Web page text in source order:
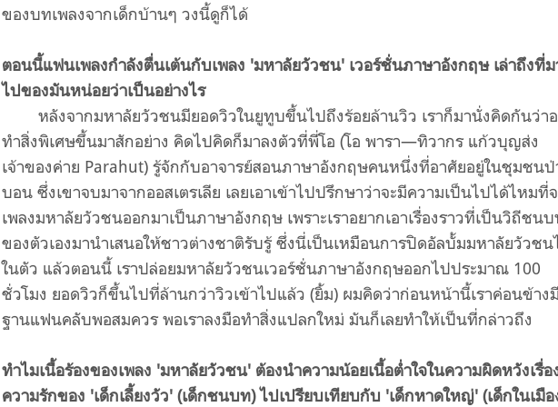
ของบทเพลงจากเด็กบ้านๆ วงนี้ดูก็ได้
ตอนนี้แฟนเพลงกำลังตื่นเต้นกับเพลง 'มหาลัยวัวชน' เวอร์ชั่นภาษาอังกฤษ เล่าถึงที่
ไปของมันหน่อยว่าเป็นอย่างไร
หลังจากมหาลัยวัวชนมียอดวิวในยูทูบขึ้นไปถึงร้อยล้านวิว เราก็มานั่งคิดกันว่า
ทำสิ่งพิเศษขึ้นมาสักอย่าง คิดไปคิดก็มาลงตัวที่พี่โอ (โอ พารา—ทิวากร แก้วบุญส่ง
เจ้าของค่าย Parahut) รู้จักกับอาจารย์สอนภาษาอังกฤษคนหนึ่งที่อาศัยอยู่ในชุมชนป่
บอน ซึ่งเขาจบมาจากออสเตรเลีย เลยเอาเข้าไปปรึกษาว่าจะมีความเป็นไปได้ไหมที่
เพลงมหาลัยวัวชนออกมาเป็นภาษาอังกฤษ เพราะเราอยากเอาเรื่องราวที่เป็นวิถีชน
ของตัวเองมานำเสนอให้ชาวต่างชาติรับรู้ ซึ่งนี่เป็นเหมือนการปิดอัลบั้มมหาลัยวัวชน
ในตัว แล้วตอนนี้ เราปล่อยมหาลัยวัวชนเวอร์ชั่นภาษาอังกฤษออกไปประมาณ 100
ชั่วโมง ยอดวิวก็ขึ้นไปที่ล้านกว่าวิวเข้าไปแล้ว (ยิ้ม) ผมคิดว่าก่อนหน้านี้เราค่อนข้างมี
ฐานแฟนคลับพอสมควร พอเราลงมือทำสิ่งแปลกใหม่ มันก็เลยทำให้เป็นที่กล่าวถึง
ทำไมเนื้อร้องของเพลง 'มหาลัยวัวชน' ต้องนำความน้อยเนื้อต่ำใจในความผิดหวังเรื่อ
ความรักของ 'เด็กเลี้ยงวัว' (เด็กชนบท) ไปเปรียบเทียบกับ 'เด็กหาดใหญ่' (เด็กในเมือ